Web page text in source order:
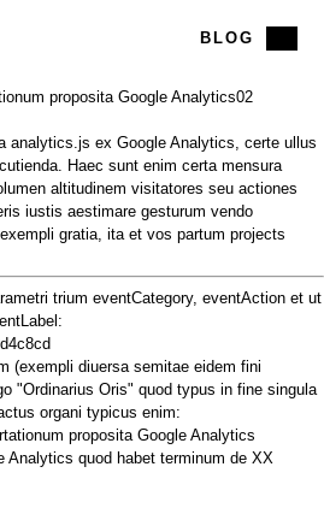
BLOG
proposita Google Analytics02
analytics.js ex Google Analytics, certe ullus
Haec sunt enim certa mensura
altitudinem visitatores seu actiones
iustis aestimare gesturum vendo
gratia, ita et vos partum projects
trium eventCategory, eventAction et ut
(exempli diuersa semitae eidem fini
"Ordinarius Oris" quod typus in fine singula
organi typicus enim:
Analytics quod habet terminum de XX